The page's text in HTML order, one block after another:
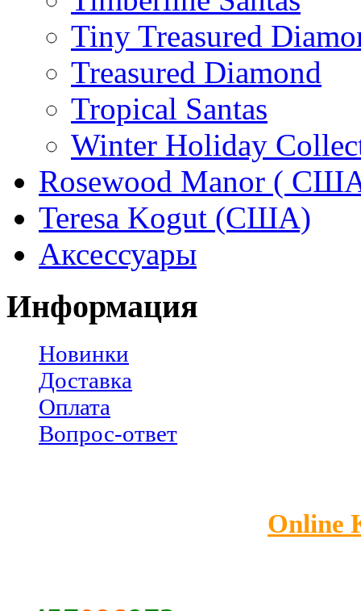
Tiny Treasured
Treasured Diamond
Tropical Santas
Winter Holiday
Rosewood Manor (
Teresa Kogut (США)
Аксессуары
Информация
Новинки
Доставка
Оплата
Вопрос-ответ
Online